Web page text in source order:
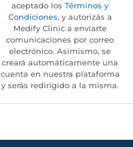
aceptado los Términos y
Condiciones, y autorizás a
Medify Clinic a enviarte
comunicaciones por correo
electrónico. Asimismo, se
creará automáticamente una
cuenta en nuestra plataforma
y serás redirigido a la misma.